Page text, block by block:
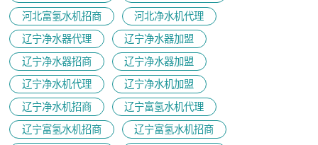
河北富氢水机招商
河北净水机代理
辽宁净水器代理
辽宁净水器加盟
辽宁净水器招商
辽宁净水器加盟
辽宁净水机代理
辽宁净水机加盟
辽宁净水机招商
辽宁富氢水机代理
辽宁富氢水机招商
辽宁富氢水机招商